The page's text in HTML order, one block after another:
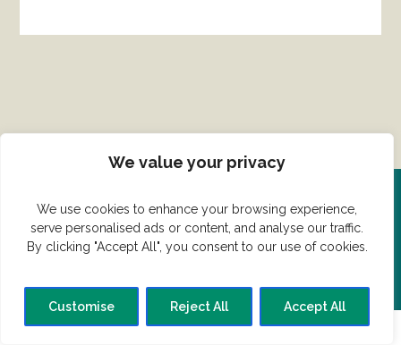
We value your privacy
We use cookies to enhance your browsing experience,
serve personalised ads or content, and analyse our traffic.
By clicking "Accept All", you consent to our use of cookies.
Customise Reject All Accept All
Del din ret her!